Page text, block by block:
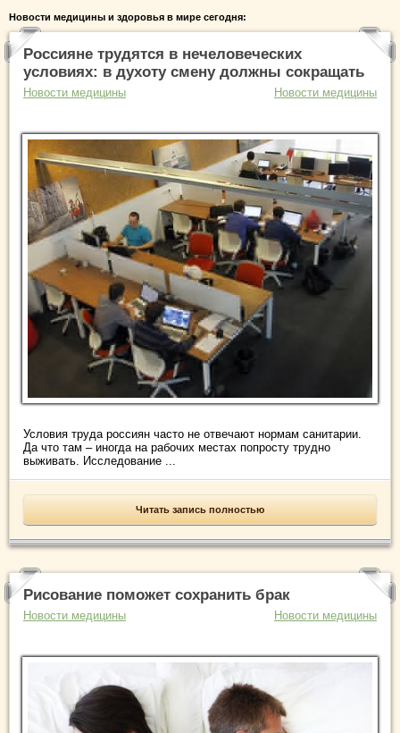
Новости медицины и здоровья в мире сегодня:
Россияне трудятся в нечеловеческих
условиях: в духоту смену должны сокращать
Новости медицины Новости медицины
Условия труда россиян часто не отвечают нормам санитарии.
Да что там – иногда на рабочих местах попросту трудно
выживать. Исследование ...
Читать запись полностью
Рисование поможет сохранить брак
Новости медицины Новости медицины